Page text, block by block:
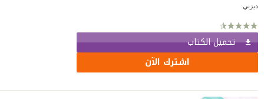
ديزني
تحميل الكتاب
اشترك الآن